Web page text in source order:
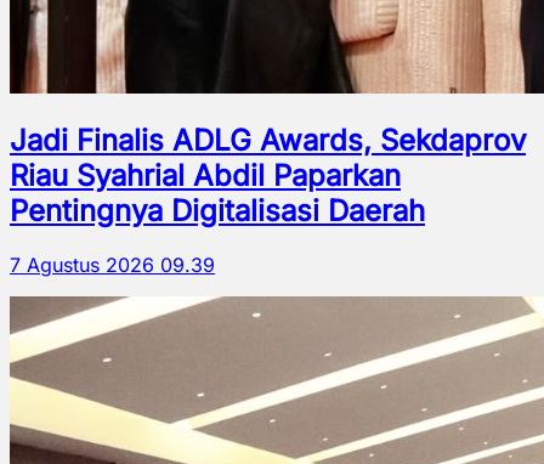
Jadi Finalis ADLG Awards, Sekdaprov
Riau Syahrial Abdil Paparkan
Pentingnya Digitalisasi Daerah
7 Agustus 2026 09.39